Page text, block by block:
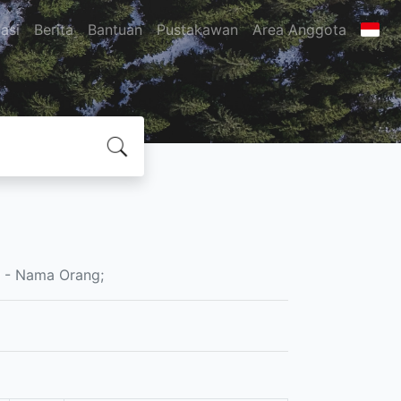
Berita Bantuan Pustakawan Area Anggota
- Nama Orang;